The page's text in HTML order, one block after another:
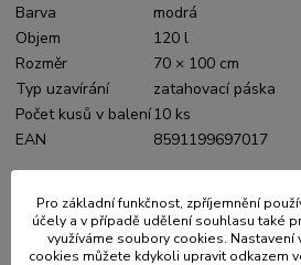
Barva
modrá
Objem
120 l
Rozměr
70 × 100 cm
Typ uzavírání
zatahovací páska
Počet kusů v balení10 ks
EAN
8591199697017
Původ zboží
Pro základní funkčnost, zpříjemnění
účely a v případě udělení souhlasu také
využíváme soubory cookies.
cookies můžete kdykoli upravit odkazem